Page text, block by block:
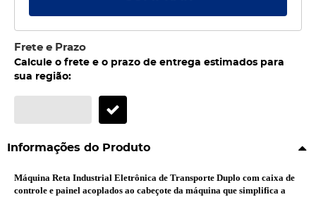
Frete e Prazo
Calcule o frete e o prazo de entrega estimados para
sua região:
Informações do Produto
Máquina Reta Industrial Eletrônica de Transporte Duplo com caixa de
controle e painel acoplados ao cabeçote da máquina que simplifica a